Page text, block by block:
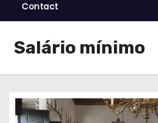
Contact
Salário mínimo